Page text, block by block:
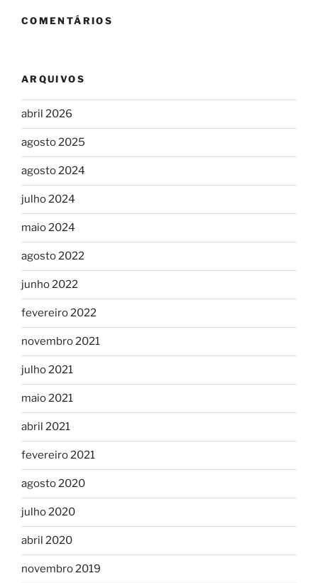
COMENTÁRIOS
ARQUIVOS
abril 2026
agosto 2025
agosto 2024
julho 2024
maio 2024
agosto 2022
junho 2022
fevereiro 2022
novembro 2021
julho 2021
maio 2021
abril 2021
fevereiro 2021
agosto 2020
julho 2020
abril 2020
novembro 2019